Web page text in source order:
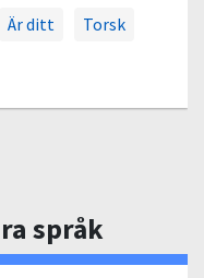
Är ditt
Torsk
språk